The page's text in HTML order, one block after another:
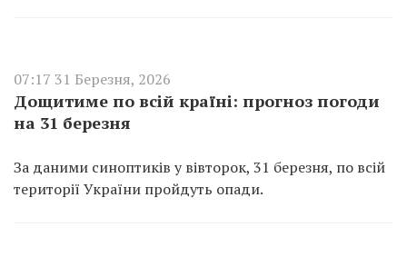
07:17 31 Березня, 2026
Дощитиме по всій країні: прогноз погоди
на 31 березня
За даними синоптиків у вівторок, 31 березня, по всій
території України пройдуть опади.